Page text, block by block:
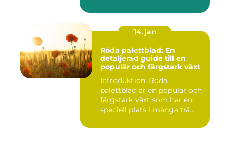
14. jan
Röda palettblad: En
detaljerad guide till en
populär och färgstark växt
Introduktion: Röda
palettblad är en populär och
färgstark växt som har en
speciell plats i många trä...